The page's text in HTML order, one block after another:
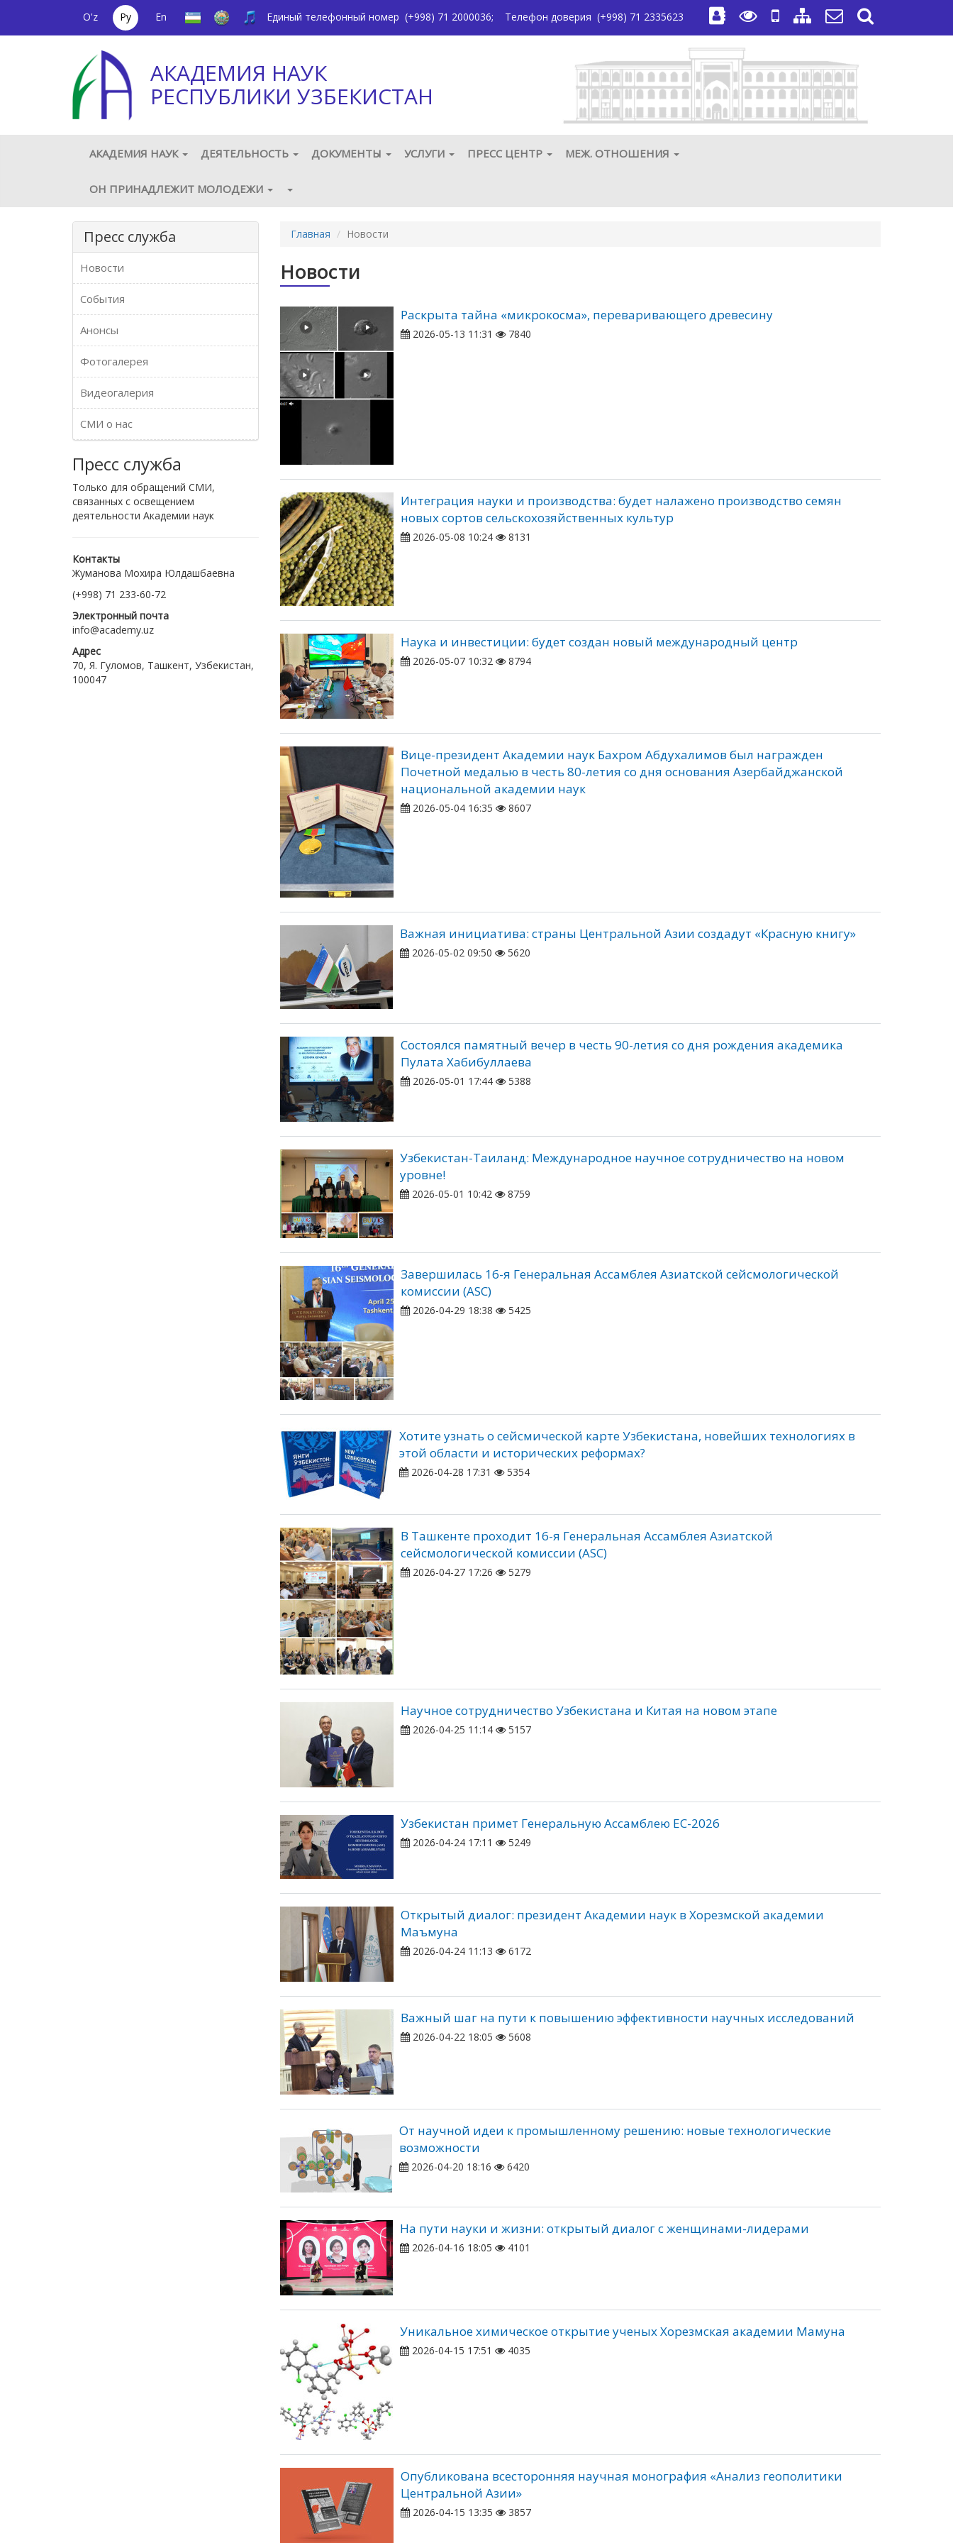
O'z Ру En Единый телефонный номер (+998) 71 2000036; Телефон доверия (+998) 71 2335623
АКАДЕМИЯ НАУК
РЕСПУБЛИКИ УЗБЕКИСТАН
АКАДЕМИЯ НАУК ДЕЯТЕЛЬНОСТЬ ДОКУМЕНТЫ УСЛУГИ ПРЕСС ЦЕНТР МЕЖ. ОТНОШЕНИЯ
ОН ПРИНАДЛЕЖИТ МОЛОДЕЖИ
Пресс служба
Новости
События
Анонсы
Фотогалерея
Видеогалерия
СМИ о нас
Пресс служба
Только для обращений СМИ,
связанных с освещением
деятельности Академии наук
Контакты
Жуманова Мохира Юлдашбаевна
(+998) 71 233-60-72
Электронный почта
info@academy.uz
Адрес
70, Я. Гуломов, Ташкент, Узбекистан,
100047
Главная Новости
Новости
Раскрыта тайна «микрокосма», переваривающего древесину
2026-05-13 11:31 7840
Интеграция науки и производства: будет налажено производство семян
новых сортов сельскохозяйственных культур
2026-05-08 10:24 8131
Наука и инвестиции: будет создан новый международный центр
2026-05-07 10:32 8794
Вице-президент Академии наук Бахром Абдухалимов был награжден
Почетной медалью в честь 80-летия со дня основания Азербайджанской
национальной академии наук
2026-05-04 16:35 8607
Важная инициатива: страны Центральной Азии создадут «Красную книгу»
2026-05-02 09:50 5620
Cостоялся памятный вечер в честь 90-летия со дня рождения академика
Пулата Хабибуллаева
2026-05-01 17:44 5388
Узбекистан-Таиланд: Международное научное сотрудничество на новом
уровне!
2026-05-01 10:42 8759
Завершилась 16-я Генеральная Ассамблея Азиатской сейсмологической
комиссии (АSC)
2026-04-29 18:38 5425
Хотите узнать о сейсмической карте Узбекистана, новейших технологиях в
этой области и исторических реформах?
2026-04-28 17:31 5354
В Ташкенте проходит 16-я Генеральная Ассамблея Азиатской
сейсмологической комиссии (АSC)
2026-04-27 17:26 5279
Научное сотрудничество Узбекистана и Китая на новом этапе
2026-04-25 11:14 5157
Узбекистан примет Генеральную Ассамблею ЕС-2026
2026-04-24 17:11 5249
Открытый диалог: президент Академии наук в Хорезмской академии
Маъмуна
2026-04-24 11:13 6172
Важный шаг на пути к повышению эффективности научных исследований
2026-04-22 18:05 5608
От научной идеи к промышленному решению: новые технологические
возможности
2026-04-20 18:16 6420
На пути науки и жизни: открытый диалог с женщинами-лидерами
2026-04-16 18:05 4101
Уникальное химическое открытие ученых Хорезмская академии Мамуна
2026-04-15 17:51 4035
Опубликована всесторонняя научная монография «Анализ геополитики
Центральной Азии»
2026-04-15 13:35 3857